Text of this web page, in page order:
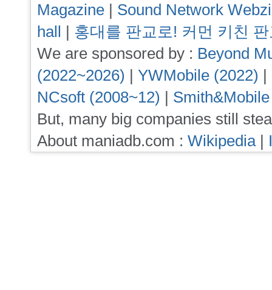
Magazine | Sound Network
hall | 홍대를 판교로! 커먼 키친
We are sponsored by : Beyond
(2022~2026) | YWMobile (2022) |
NCsoft (2008~12) |
But, many big companies still
About maniadb.com : Wikipedia|